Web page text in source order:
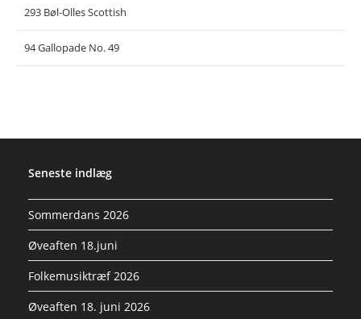
293 Bøl-Olles Scottish
94 Gallopade No. 49
Seneste indlæg
Sommerdans 2026
Øveaften 18.juni
Folkemusiktræf 2026
Øveaften 18. juni 2026